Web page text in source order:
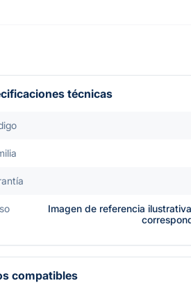
técnicas
Imagen de referencia
compatibles